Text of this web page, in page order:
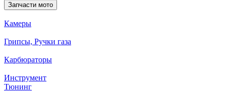
Запчасти мото
Камеры
Грипсы, Ручки газа
Карбюраторы
Инструмент
Тюнинг